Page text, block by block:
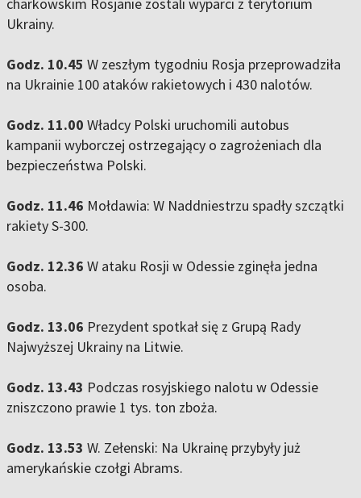
charkowskim Rosjanie zostali wyparci z terytorium
Ukrainy.
Godz. 10.45 W zeszłym tygodniu Rosja przeprowadziła
na Ukrainie 100 ataków rakietowych i 430 nalotów.
Godz. 11.00 Władcy Polski uruchomili autobus
kampanii wyborczej ostrzegający o zagrożeniach dla
bezpieczeństwa Polski.
Godz. 11.46 Mołdawia: W Naddniestrzu spadły szczątki
rakiety S-300.
Godz. 12.36 W ataku Rosji w Odessie zginęła jedna
osoba.
Godz. 13.06 Prezydent spotkał się z Grupą Rady
Najwyższej Ukrainy na Litwie.
Godz. 13.43 Podczas rosyjskiego nalotu w Odessie
zniszczono prawie 1 tys. ton zboża.
Godz. 13.53 W. Zełenski: Na Ukrainę przybyły już
amerykańskie czołgi Abrams.